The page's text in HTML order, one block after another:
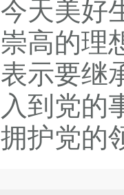
今天美好
崇高的理
表示要继
入到党的
拥护党的